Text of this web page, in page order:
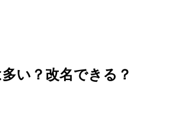
い？改名できる？